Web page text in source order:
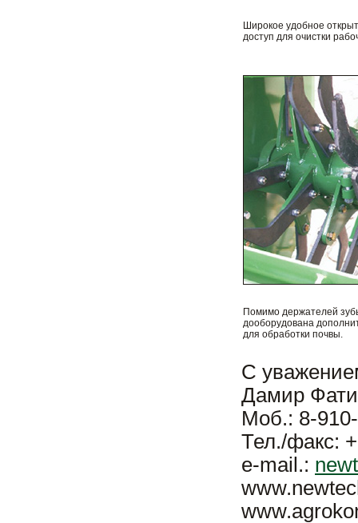
Широкое удобное
доступ для очистки
Помимо держателей
дооборудована
для обработки почвы.
С
Дамир
Моб.: 8-
Тел./факс:
e-mail.: